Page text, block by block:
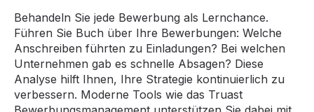
Behandeln Sie jede Bewerbung als Lernchance.
Führen Sie Buch über Ihre Bewerbungen: Welche
Anschreiben führten zu Einladungen? Bei welchen
Unternehmen gab es schnelle Absagen? Diese
Analyse hilft Ihnen, Ihre Strategie kontinuierlich zu
verbessern. Moderne Tools wie das Truast